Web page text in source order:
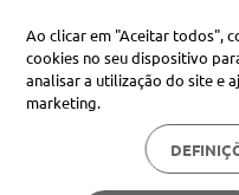
Procure no Marketplace
Pesquisas mais comuns
Ao clicar em "Aceitar todos",
cookies no seu dispositivo
analisar a utilização do site e
marketing.